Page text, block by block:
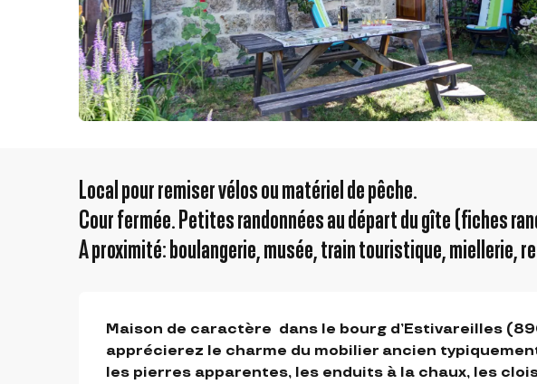
Local pour remiser vélos ou matériel de pêche.
Cour fermée. Petites randonnées au départ du gîte (fiches
A proximité: boulangerie, musée, train touristique, miellerie,
DESCRIPTION
Maison de caractère  dans le bourg d’Estivareilles
apprécierez le charme du mobilier ancien
les pierres apparentes, les enduits à la chaux, les